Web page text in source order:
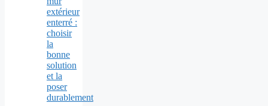
extérieur
enterré :
choisir
la
bonne
solution
et la
poser
durablement